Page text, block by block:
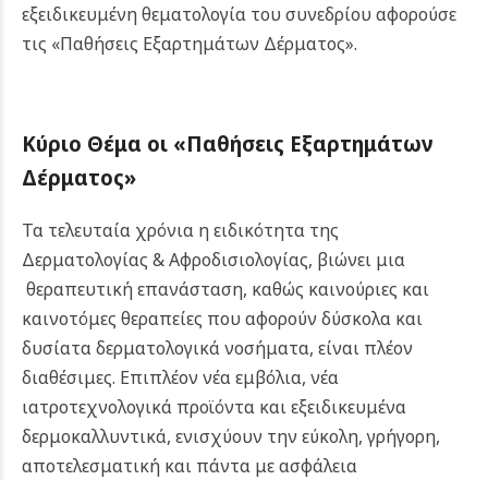
εξειδικευμένη θεματολογία του συνεδρίου αφορούσε
τις «Παθήσεις Εξαρτημάτων Δέρματος».
Κύριο Θέμα οι «Παθήσεις Εξαρτημάτων
Δέρματος»
Τα τελευταία χρόνια η ειδικότητα της
Δερματολογίας & Αφροδισιολογίας, βιώνει μια
θεραπευτική επανάσταση, καθώς καινούριες και
καινοτόμες θεραπείες που αφορούν δύσκολα και
δυσίατα δερματολογικά νοσήματα, είναι πλέον
διαθέσιμες. Επιπλέον νέα εμβόλια, νέα
ιατροτεχνολογικά προϊόντα και εξειδικευμένα
δερμοκαλλυντικά, ενισχύουν την εύκολη, γρήγορη,
αποτελεσματική και πάντα με ασφάλεια